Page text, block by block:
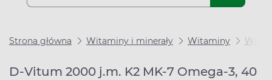
Strona główna Witaminy i minerały Witaminy
D-Vitum 2000 j.m. K2 MK-7 Omega-3, 40